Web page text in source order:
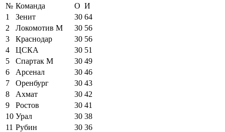
№ Команда О И
1
Зенит 30 64
2
Локомотив М 30 56
3
Краснодар 30 56
4
ЦСКА 30 51
5
Спартак М 30 49
6
Арсенал 30 46
7
Оренбург 30 43
8
Ахмат 30 42
9
Ростов 30 41
10 Урал 30 38
11 Рубин 30 36